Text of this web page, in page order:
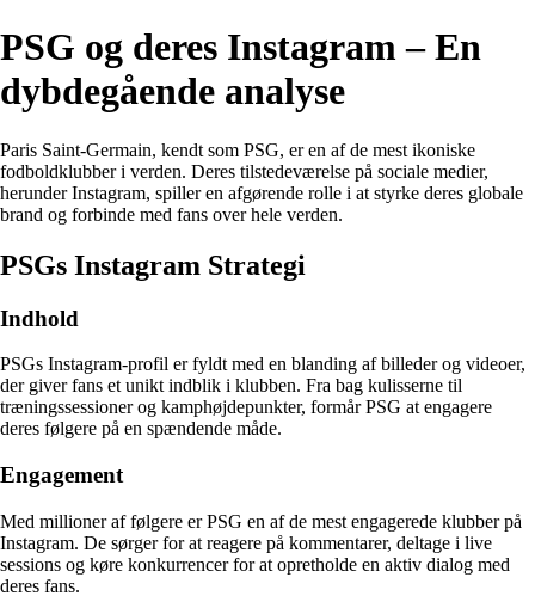
PSG og deres Instagram – En
dybdegående analyse
Paris Saint-Germain, kendt som PSG, er en af de mest ikoniske
fodboldklubber i verden. Deres tilstedeværelse på sociale medier,
herunder Instagram, spiller en afgørende rolle i at styrke deres globale
brand og forbinde med fans over hele verden.
PSGs Instagram Strategi
Indhold
PSGs Instagram-profil er fyldt med en blanding af billeder og videoer,
der giver fans et unikt indblik i klubben. Fra bag kulisserne til
træningssessioner og kamphøjdepunkter, formår PSG at engagere
deres følgere på en spændende måde.
Engagement
Med millioner af følgere er PSG en af de mest engagerede klubber på
Instagram. De sørger for at reagere på kommentarer, deltage i live
sessions og køre konkurrencer for at opretholde en aktiv dialog med
deres fans.